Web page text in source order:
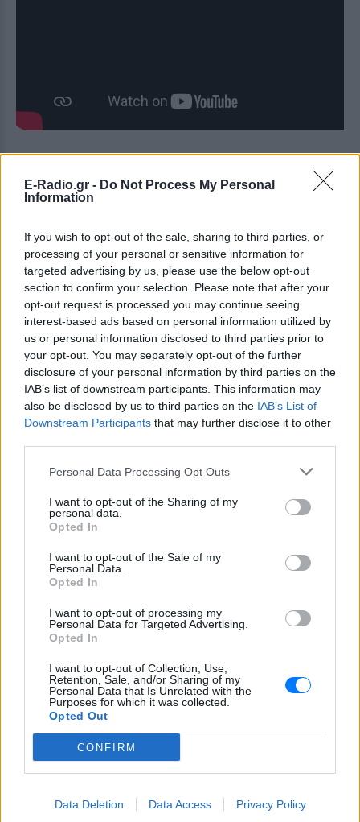
E-Radio.gr - Do Not Process My Personal
Information
If you wish to opt-out of the sale, sharing to third parties, or
processing of your personal or sensitive information for
targeted advertising by us, please use the below opt-out
section to confirm your selection. Please note that after your
opt-out request is processed you may continue seeing
interest-based ads based on personal information utilized by
us or personal information disclosed to third parties prior to
your opt-out. You may separately opt-out of the further
disclosure of your personal information by third parties on the
IAB’s list of downstream participants. This information may
also be disclosed by us to third parties on the IAB’s List of
Downstream Participants that may further disclose it to other
Personal Data Processing Opt Outs
I want to opt-out of the Sharing of my
personal data.
Opted In
I want to opt-out of the Sale of my
Personal Data.
Opted In
I want to opt-out of processing my
Personal Data for Targeted Advertising.
Opted In
I want to opt-out of Collection, Use,
Retention, Sale, and/or Sharing of my
Personal Data that Is Unrelated with the
Purposes for which it was collected.
Opted Out
CONFIRM
Data Deletion Data Access Privacy Policy
Ακολουθήστε το E-Radio.gr στο
Για ακόμη περισσότερα
Ακολουθήστε το E-Radio.gr και στο Instagram